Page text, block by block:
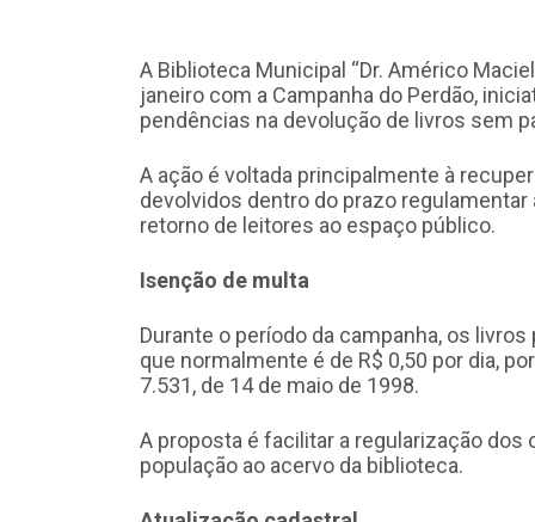
A Biblioteca Municipal “Dr. Américo
janeiro com a Campanha do Perdão,
pendências na devolução de livros sem
A ação é voltada principalmente à
devolvidos dentro do prazo
retorno de leitores ao espaço público.
Isenção de multa
Durante o período da campanha, os
que normalmente é de R$ 0,50 por dia,
7.531, de 14 de maio de 1998.
A proposta é facilitar a regularização
população ao acervo da biblioteca.